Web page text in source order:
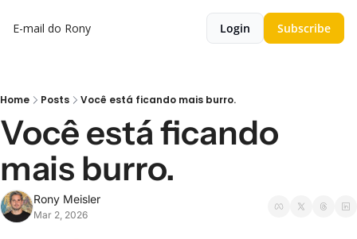
E-mail do Rony Login Subscribe
Home Posts Você está ficando mais burro.
Você está ficando
mais burro.
Rony Meisler
Mar 2, 2026